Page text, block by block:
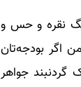
نقره و حس و
اگر بودجه‌تان
جواهر